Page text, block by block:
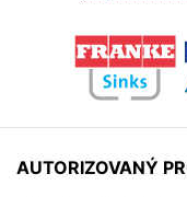
AUTORIZOVANÝ